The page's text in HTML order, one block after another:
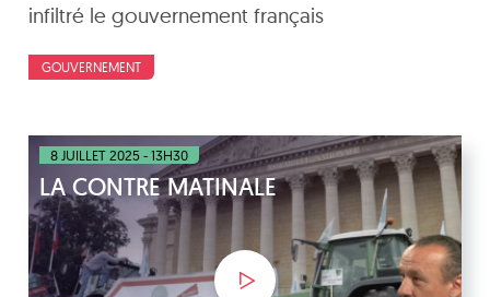
infiltré le gouvernement français
GOUVERNEMENT
8 JUILLET 2025 - 13H30
LA CONTRE MATINALE